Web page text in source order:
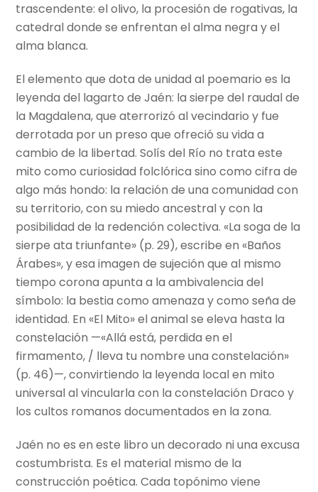
trascendente: el olivo, la procesión de rogativas, la
catedral donde se enfrentan el alma negra y el
alma blanca.
El elemento que dota de unidad al poemario es la
leyenda del lagarto de Jaén: la sierpe del raudal de
la Magdalena, que aterrorizó al vecindario y fue
derrotada por un preso que ofreció su vida a
cambio de la libertad. Solís del Río no trata este
mito como curiosidad folclórica sino como cifra de
algo más hondo: la relación de una comunidad con
su territorio, con su miedo ancestral y con la
posibilidad de la redención colectiva. «La soga de la
sierpe ata triunfante» (p. 29), escribe en «Baños
Árabes», y esa imagen de sujeción que al mismo
tiempo corona apunta a la ambivalencia del
símbolo: la bestia como amenaza y como seña de
identidad. En «El Mito» el animal se eleva hasta la
constelación —«Allá está, perdida en el
firmamento, / lleva tu nombre una constelación»
(p. 46)—, convirtiendo la leyenda local en mito
universal al vincularla con la constelación Draco y
los cultos romanos documentados en la zona.
Jaén no es en este libro un decorado ni una excusa
costumbrista. Es el material mismo de la
construcción poética. Cada topónimo viene